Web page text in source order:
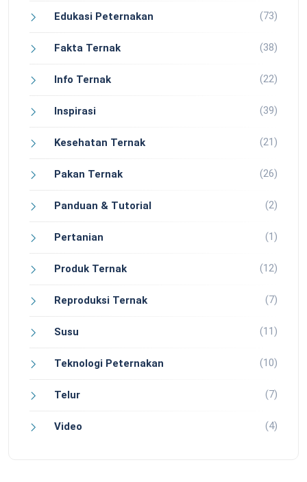
Edukasi Peternakan (73)
Fakta Ternak (38)
Info Ternak (22)
Inspirasi (39)
Kesehatan Ternak (21)
Pakan Ternak (26)
Panduan & Tutorial (2)
Pertanian (1)
Produk Ternak (12)
Reproduksi Ternak (7)
Susu (11)
Teknologi Peternakan (10)
Telur (7)
Video (4)